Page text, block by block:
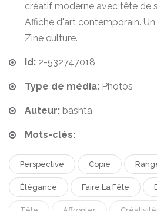
créatif moderne avec tête de
Affiche d'art contemporain.
Zine culture.
Id: 2-532747018
Type de média: Photos
Auteur: bashta
Mots-clés:
Perspective Copie
Élégance Faire La Fête